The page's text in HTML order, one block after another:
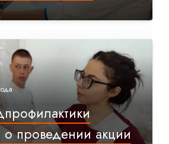
о проведении акции